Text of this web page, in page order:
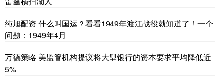
纯旭配资 什么叫国运？看看1949年渡江战役就知道了！一个
问题：1949年4月
万德策略 美监管机构提议将大型银行的资本要求平均降低近
5%